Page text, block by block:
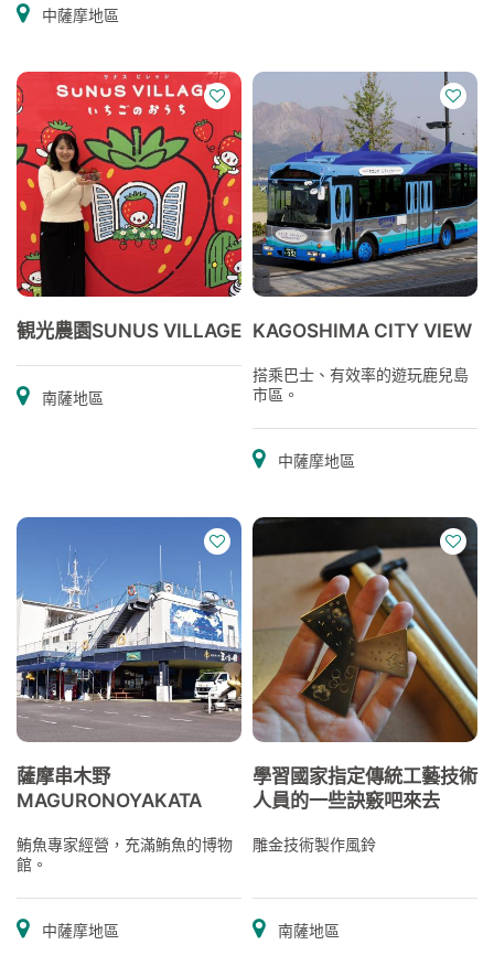
中薩摩地區
観光農園SUNUS VILLAGE
南薩地區
KAGOSHIMA CITY VIEW
搭乘巴士、有效率的遊玩鹿兒島
市區。
中薩摩地區
薩摩串木野
MAGURONOYAKATA
鮪魚專家經營，充滿鮪魚的博物
館。
中薩摩地區
學習國家指定傳統工藝技術
人員的一些訣竅吧來去
雕金技術製作風鈴
南薩地區